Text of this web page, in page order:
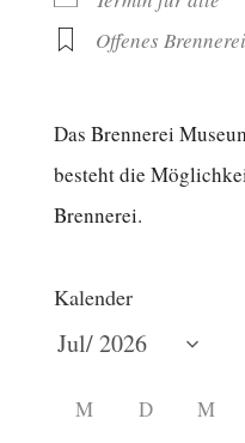
Offenes
Das Brennerei
besteht die
Brennerei.
Kalender
M D M